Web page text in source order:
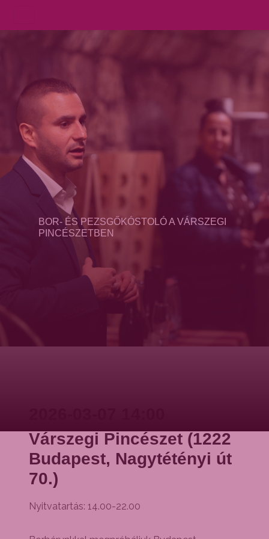
BOR- ÉS PEZSGŐKÓSTOLÓ A VÁRSZEGI
PINCÉSZETBEN
Várszegi Pincészet (1222
Budapest, Nagytétényi út
70.)
Nyitvatartás: 14.00-22.00